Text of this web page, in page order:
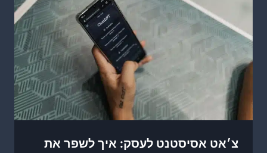
צ׳אט אסיסטנט לעסק: איך לשפר את